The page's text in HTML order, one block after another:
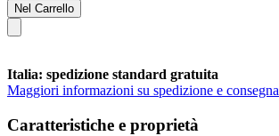
Nel Carrello
Italia: spedizione standard gratuita
Maggiori informazioni su spedizione e consegna
Caratteristiche e proprietà